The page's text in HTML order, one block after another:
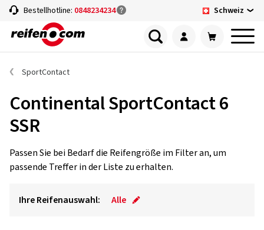
Bestellhotline: 0848234234 Schweiz
SportContact
Continental SportContact 6
SSR
Passen Sie bei Bedarf die Reifengröße im Filter an, um
passende Treffer in der Liste zu erhalten.
Ihre Reifenauswahl: Alle